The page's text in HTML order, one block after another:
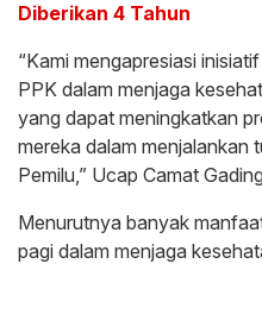
Diberikan 4 Tahun
“Kami mengapresiasi
PPK dalam menjaga
yang dapat meningkatkan
mereka dalam menjalankan
Pemilu,” Ucap Camat
Menurutnya banyak
pagi dalam menjaga